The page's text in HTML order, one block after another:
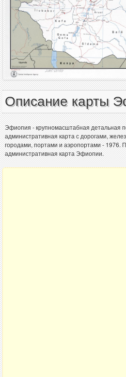
Описание карты
Эфиопия - крупномасштабная детальная
административная карта с дорогами,
городами, портами и аэропортами - 1976.
административная карта Эфиопии.